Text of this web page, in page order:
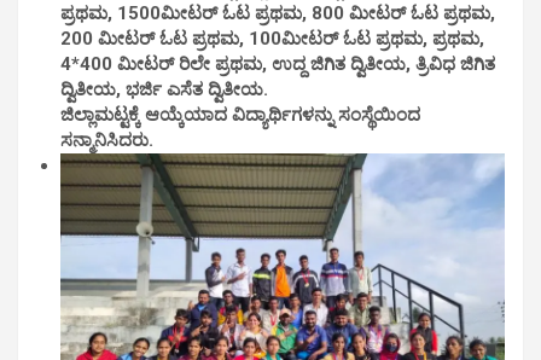
ಪ್ರಥಮ, 1500ಮೀಟರ್ ಓಟ ಪ್ರಥಮ, 800 ಮೀಟರ್ ಓಟ ಪ್ರಥಮ,
200 ಮೀಟರ್ ಓಟ ಪ್ರಥಮ, 100ಮೀಟರ್ ಓಟ ಪ್ರಥಮ, ಪ್ರಥಮ,
4*400 ಮೀಟರ್ ರಿಲೇ ಪ್ರಥಮ, ಉದ್ದ ಜಿಗಿತ ದ್ವಿತೀಯ, ತ್ರಿವಿಧ ಜಿಗಿತ
ದ್ವಿತೀಯ, ಭರ್ಜಿ ಎಸೆತ ದ್ವಿತೀಯ.
ಜಿಲ್ಲಾಮಟ್ಟಕ್ಕೆ ಆಯ್ಕೆಯಾದ ವಿದ್ಯಾರ್ಥಿಗಳನ್ನು ಸಂಸ್ಥೆಯಿಂದ
ಸನ್ಮಾನಿಸಿದರು.